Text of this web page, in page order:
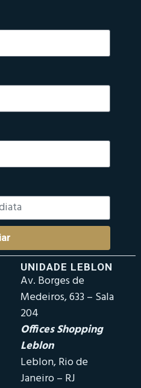
UNIDADE LEBLON
Av. Borges de
Medeiros, 633 – Sala
204
Offices Shopping
Leblon
Leblon, Rio de
Janeiro – RJ